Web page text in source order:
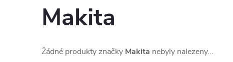
Makita
Žádné produkty značky Makita nebyly nalezeny...